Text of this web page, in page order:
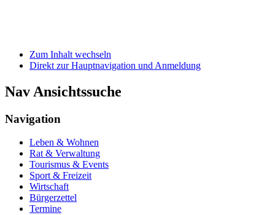
Zum Inhalt wechseln
Direkt zur Hauptnavigation und Anmeldung
Nav Ansichtssuche
Navigation
Leben & Wohnen
Rat & Verwaltung
Tourismus & Events
Sport & Freizeit
Wirtschaft
Bürgerzettel
Termine